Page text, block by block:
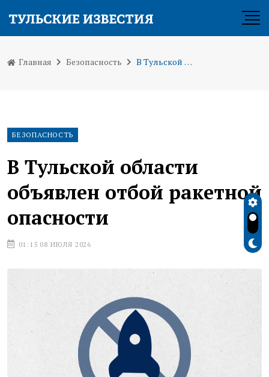
Главная Безопасность В Тульской области объявлен отбой ракетной опасности
БЕЗОПАСНОСТЬ
В Тульской области
объявлен отбой ракетной
опасности
01:15 08 ИЮЛЯ 2026